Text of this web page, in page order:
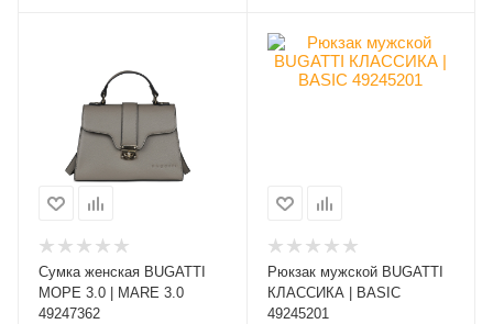
Сумка женская BUGATTI
МОРЕ 3.0 | MARE 3.0
49247362
Рюкзак мужской BUGATTI
КЛАССИКА | BASIC
49245201